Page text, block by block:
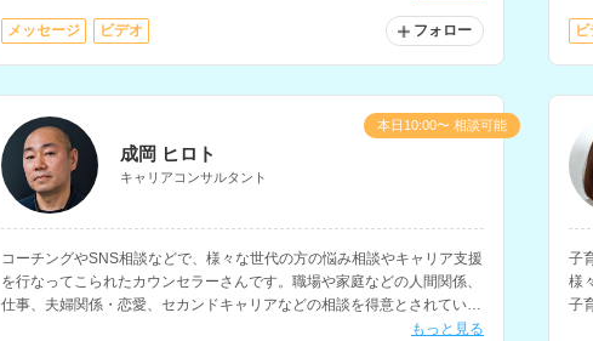
メッセージ ビデオ フォロー
成岡 ヒロト
キャリアコンサルタント
コーチングやSNS相談などで、様々な世代の方の悩み相談やキャリア支援
を行なってこられたカウンセラーさんです。職場や家庭などの人間関係、
仕事、夫婦関係・恋愛、セカンドキャリアなどの相談を得意とされていま
もっと見る
本日10:00〜 相談可能
子
様
子